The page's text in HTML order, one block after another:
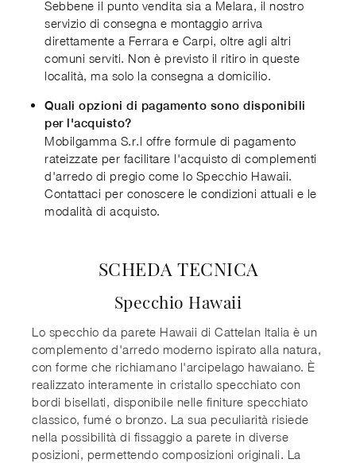
Sebbene il punto vendita sia a Melara, il nostro
servizio di consegna e montaggio arriva
direttamente a Ferrara e Carpi, oltre agli altri
comuni serviti. Non è previsto il ritiro in queste
località, ma solo la consegna a domicilio.
Quali opzioni di pagamento sono disponibili
per l'acquisto?
Mobilgamma S.r.l offre formule di pagamento
rateizzate per facilitare l'acquisto di complementi
d'arredo di pregio come lo Specchio Hawaii.
Contattaci per conoscere le condizioni attuali e le
modalità di acquisto.
SCHEDA TECNICA
Specchio Hawaii
Lo specchio da parete Hawaii di Cattelan Italia è un
complemento d'arredo moderno ispirato alla natura,
con forme che richiamano l'arcipelago hawaiano. È
realizzato interamente in cristallo specchiato con
bordi bisellati, disponibile nelle finiture specchiato
classico, fumé o bronzo. La sua peculiarità risiede
nella possibilità di fissaggio a parete in diverse
posizioni, permettendo composizioni originali. La